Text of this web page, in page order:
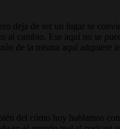
deja de ser un lugar se
al cambio. Ese aquí no se
de la misma aquí
del cómo hoy hablamos